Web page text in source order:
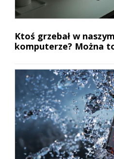
Ktoś grzebał w
komputerze? Można